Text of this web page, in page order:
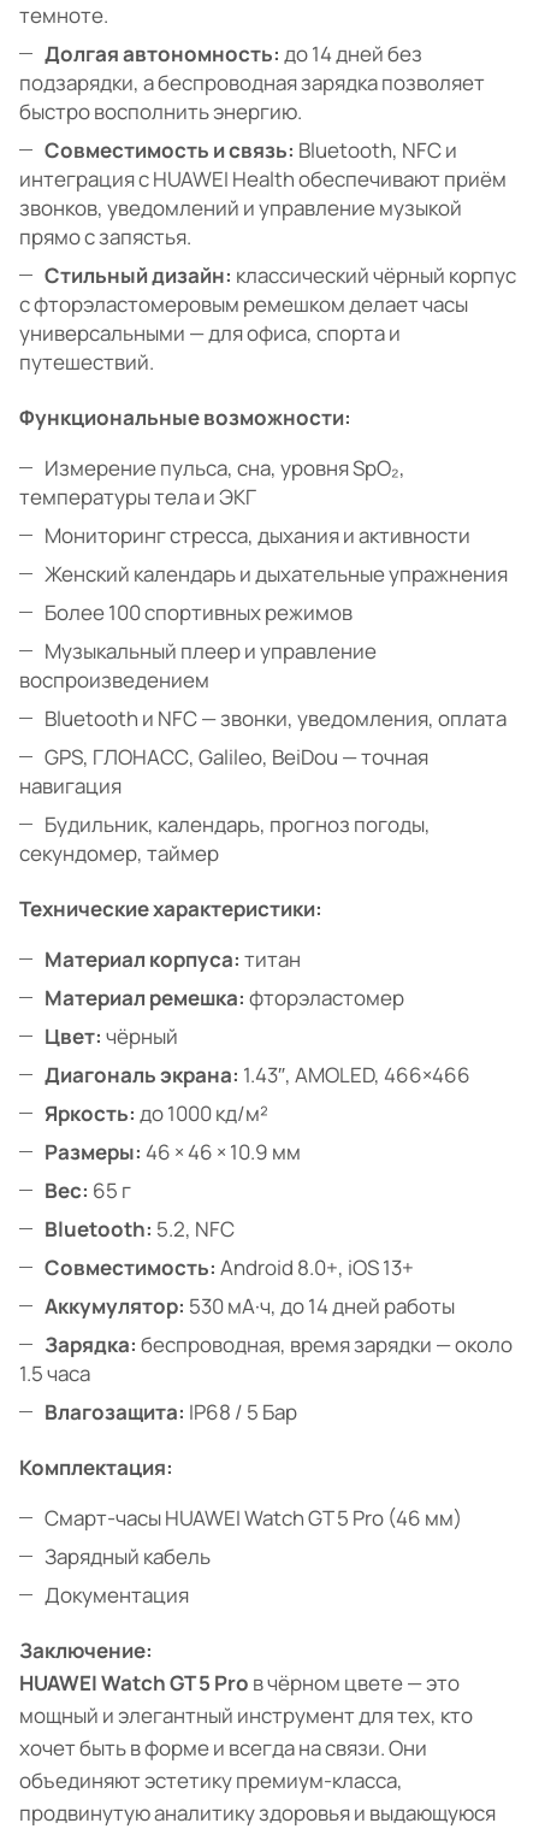
темноте.
Долгая автономность: до 14 дней без
подзарядки, а беспроводная зарядка позволяет
быстро восполнить энергию.
Совместимость и связь: Bluetooth, NFC и
интеграция с HUAWEI Health обеспечивают приём
звонков, уведомлений и управление музыкой
прямо с запястья.
Стильный дизайн: классический чёрный корпус
с фторэластомеровым ремешком делает часы
универсальными — для офиса, спорта и
путешествий.
Функциональные возможности:
Измерение пульса, сна, уровня SpO₂,
температуры тела и ЭКГ
Мониторинг стресса, дыхания и активности
Женский календарь и дыхательные упражнения
Более 100 спортивных режимов
Музыкальный плеер и управление
воспроизведением
Bluetooth и NFC — звонки, уведомления, оплата
GPS, ГЛОНАСС, Galileo, BeiDou — точная
навигация
Будильник, календарь, прогноз погоды,
секундомер, таймер
Технические характеристики:
Материал корпуса: титан
Материал ремешка: фторэластомер
Цвет: чёрный
Диагональ экрана: 1.43″, AMOLED, 466×466
Яркость: до 1000 кд/м²
Размеры: 46 × 46 × 10.9 мм
Вес: 65 г
Bluetooth: 5.2, NFC
Совместимость: Android 8.0+, iOS 13+
Аккумулятор: 530 мА·ч, до 14 дней работы
Зарядка: беспроводная, время зарядки — около
1.5 часа
Влагозащита: IP68 / 5 Бар
Комплектация:
Смарт-часы HUAWEI Watch GT 5 Pro (46 мм)
Зарядный кабель
Документация
Заключение:
HUAWEI Watch GT 5 Pro в чёрном цвете — это
мощный и элегантный инструмент для тех, кто
хочет быть в форме и всегда на связи. Они
объединяют эстетику премиум-класса,
продвинутую аналитику здоровья и выдающуюся